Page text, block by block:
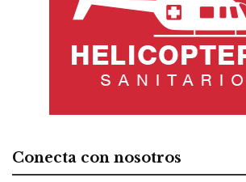
Conecta con nosotros